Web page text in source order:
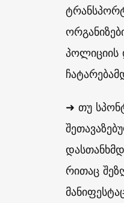
პოლიციის
➜ თუ
რითაც